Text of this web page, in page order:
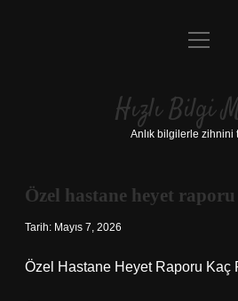
Anasayfa
Yasal Uyarı
menüyü
Hızlı Bilgi
Anlık bilgilerle zihnini
Özel hastane heyet
Tarih: Mayıs 7, 2026
Özel Hastane Heyet Raporu Kaç